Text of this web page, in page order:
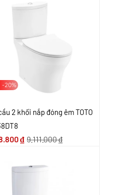
-20%
2 khối nắp đóng êm TOTO
₫ 9.111.000₫